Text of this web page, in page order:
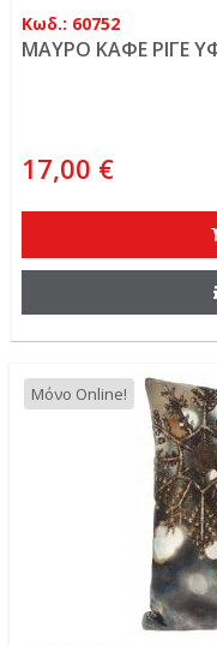
Κωδ.: 60752
ΜΑΥΡΟ ΚΑΦΕ ΡΙΓΕ
17,00 €
Μόνο Online!